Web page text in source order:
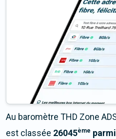
Au baromètre THD Zone
est classée 26045ème